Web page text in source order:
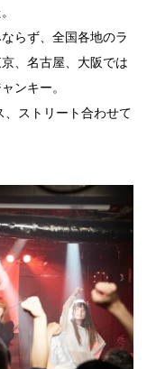
らず、全国各地のラ
、名古屋、大阪では
ンキー。
ストリート合わせて